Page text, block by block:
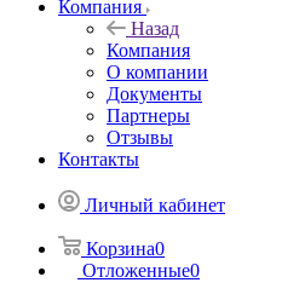
Компания
Назад
Компания
О компании
Документы
Партнеры
Отзывы
Контакты
Личный кабинет
Корзина0
Отложенные0